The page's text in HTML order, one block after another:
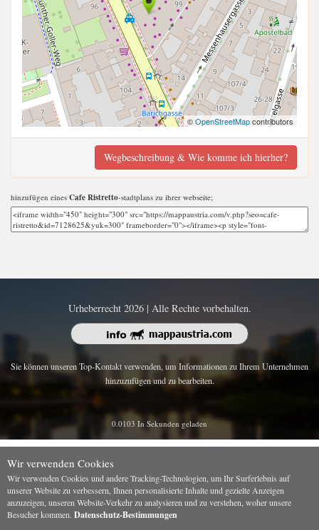
©OpenStreetMapcontributors
Wegbeschreibung & Wie komme ich hierher?
hinzufügen eines Cafe Ristretto-stadtplans zu ihrer webseite;
Urheberrecht 2026 | Alle Rechte vorbehalten.
Sie können unseren Top-Kontakt verwenden, um Informationen zu Ihrem Unternehmen
hinzuzufügen und zu bearbeiten.
0.0103 In Sekunden geladen
Wir verwenden Cookies
Wir verwenden Cookies und andere Tracking-Technologien, um Ihr Surferlebnis auf
unserer Website zu verbessern, Ihnen personalisierte Inhalte und gezielte Anzeigen
anzuzeigen, unseren Website-Verkehr zu analysieren und zu verstehen, woher unsere
Besucher kommen. Datenschutz-Bestimmungen